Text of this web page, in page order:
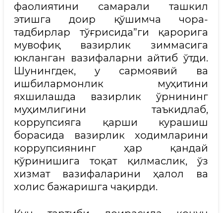
фаолиятини самарали ташкил
этишга доир қўшимча чора-
тадбирлар тўғрисида”ги қарорига
мувофиқ вазирлик зиммасига
юкланган вазифаларни айтиб ўтди.
Шунингдек, у сармоявий ва
ишбилармонлик муҳитини
яхшилашда вазирлик ўрнининг
муҳимлигини таъкидлаб,
коррупсияга қарши курашиш
борасида вазирлик ходимларини
коррупсиянинг ҳар қандай
кўринишига тоқат қилмаслик, ўз
хизмат вазифаларини ҳалол ва
холис бажаришга чақирди.